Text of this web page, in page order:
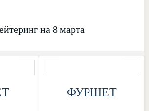
на 8 марта
ФУРШЕТ